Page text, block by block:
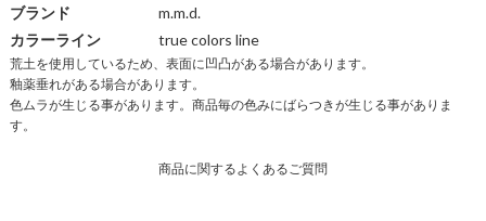
ブランド
m.m.d.
カラーライン
true colors line
商
品
仕
荒土を使用しているため、表面に凹凸がある場合があります。
釉薬垂れがある場合があります。
色ムラが生じる事があります。商品毎の色みにばらつきが生じる事がありま
す。
商品に関するよくあるご質問